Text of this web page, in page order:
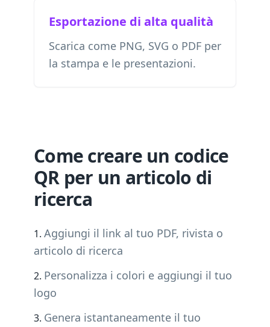
Esportazione di alta qualità
Scarica come PNG, SVG o PDF per
la stampa e le presentazioni.
Come creare un codice
QR per un articolo di
ricerca
Aggiungi il link al tuo PDF, rivista o
articolo di ricerca
Personalizza i colori e aggiungi il tuo
logo
Genera istantaneamente il tuo